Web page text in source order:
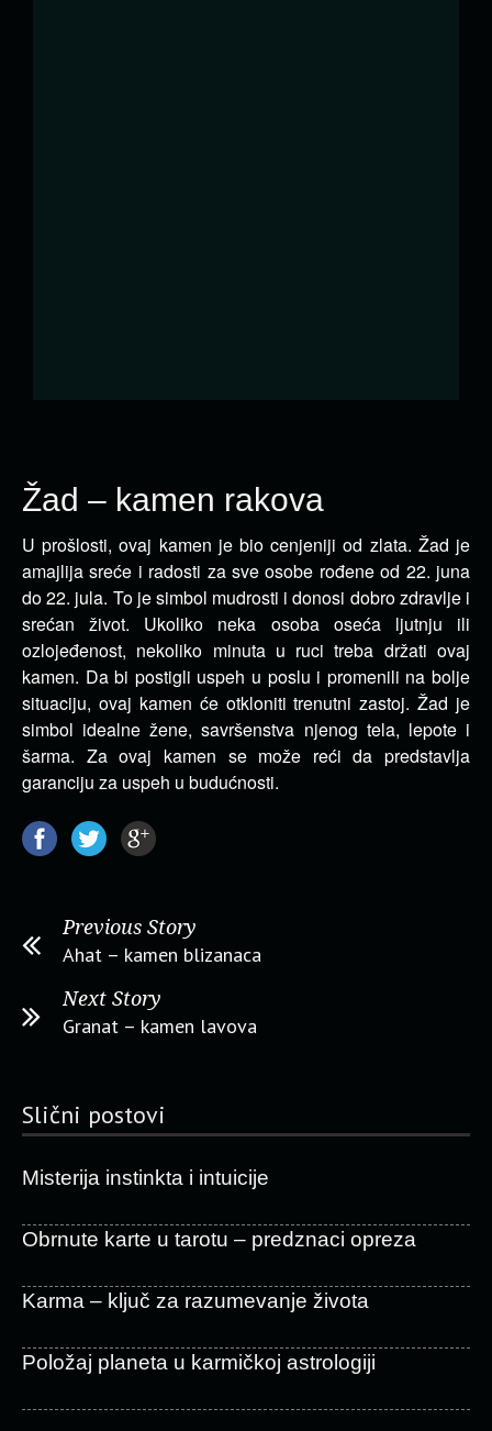
Žad – kamen rakova
U prošlosti, ovaj kamen je bio cenjeniji od zlata. Žad je
amajlija sreće i radosti za sve osobe rođene od 22. juna
do 22. jula. To je simbol mudrosti i donosi dobro zdravlje i
srećan život. Ukoliko neka osoba oseća ljutnju ili
ozlojeđenost, nekoliko minuta u ruci treba držati ovaj
kamen. Da bi postigli uspeh u poslu i promenili na bolje
situaciju, ovaj kamen će otkloniti trenutni zastoj. Žad je
simbol idealne žene, savršenstva njenog tela, lepote i
šarma. Za ovaj kamen se može reći da predstavlja
garanciju za uspeh u budućnosti.
Previous Story
Ahat – kamen blizanaca
Next Story
Granat – kamen lavova
Slični postovi
Misterija instinkta i intuicije
Obrnute karte u tarotu – predznaci opreza
Karma – ključ za razumevanje života
Položaj planeta u karmičkoj astrologiji